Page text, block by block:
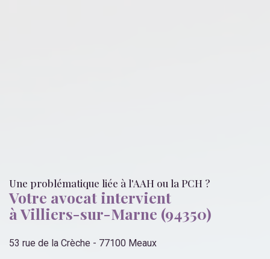
Une problématique liée à l'AAH ou la PCH ?
Votre avocat intervient
à Villiers-sur-Marne (94350)
53 rue de la Crèche - 77100 Meaux